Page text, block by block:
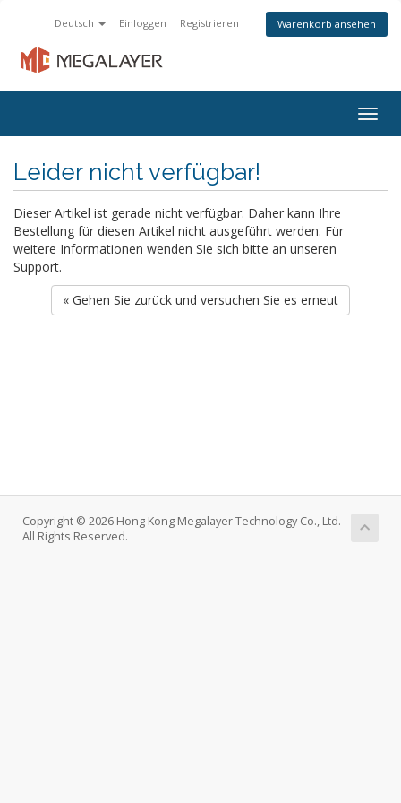
Deutsch Einloggen Registrieren Warenkorb ansehen
Leider nicht verfügbar!
Dieser Artikel ist gerade nicht verfügbar. Daher kann Ihre
Bestellung für diesen Artikel nicht ausgeführt werden. Für
weitere Informationen wenden Sie sich bitte an unseren
Support.
« Gehen Sie zurück und versuchen Sie es erneut
Copyright © 2026 Hong Kong Megalayer Technology Co., Ltd.
All Rights Reserved.